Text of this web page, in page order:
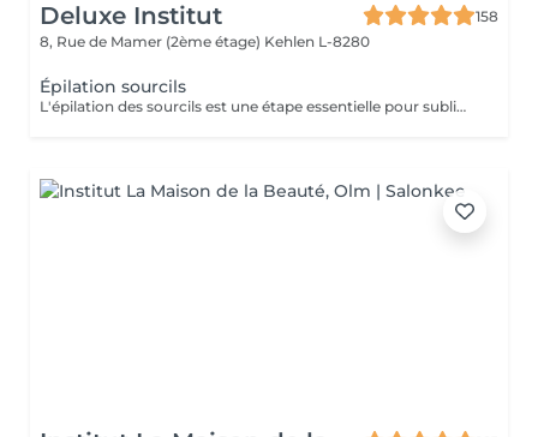
Deluxe Institut
158
8, Rue de Mamer (2ème étage) Kehlen L-8280
Épilation sourcils
L'épilation des sourcils est une étape essentielle pour sublimer le regard et harmoniser les traits du visage. Que ce soit à la pince ou à la cire, bien dessiner ses sourcils apporte de nombreux bienfaits esthétiques et pratiques.